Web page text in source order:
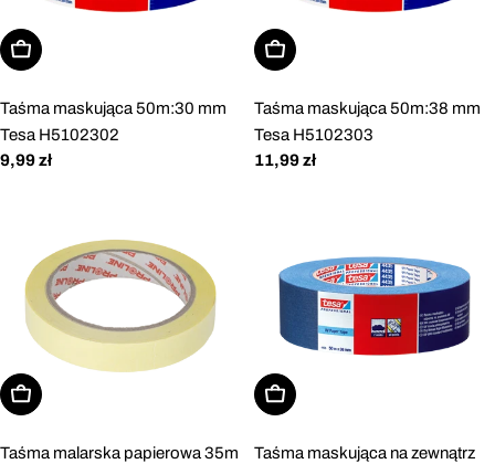
Dodaj do koszyka
Taśma maskująca 50m:30 mm
Tesa H5102302
Cena
9,99 zł
Dodaj do koszyka
Taśma maskująca 50m:38 mm
Tesa H5102303
Cena
11,99 zł
Dodaj do koszyka
Taśma malarska papierowa 35m
Dodaj do koszyka
Taśma maskująca na zewnątrz